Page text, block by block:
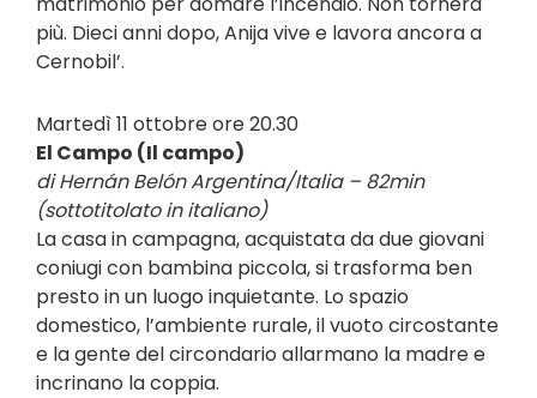
più. Dieci anni dopo, Anija vive e lavora ancora a
Cernobil’.
Martedì 11 ottobre ore 20.30
El Campo (Il campo)
di Hernán Belón Argentina/Italia – 82min
(sottotitolato in italiano)
La casa in campagna, acquistata da due giovani
coniugi con bambina piccola, si trasforma ben
presto in un luogo inquietante. Lo spazio
domestico, l’ambiente rurale, il vuoto circostante
e la gente del circondario allarmano la madre e
incrinano la coppia.